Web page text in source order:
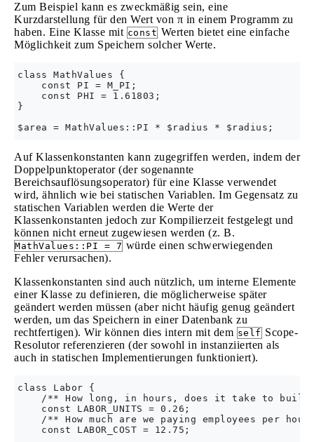
Zum Beispiel kann es zweckmäßig sein, eine
Kurzdarstellung für den Wert von π in einem Programm zu
haben. Eine Klasse mit const Werten bietet eine einfache
Möglichkeit zum Speichern solcher Werte.
class MathValues {
    const PI = M_PI;
    const PHI = 1.61803;
}
Auf Klassenkonstanten kann zugegriffen werden, indem der
Doppelpunktoperator (der sogenannte
Bereichsauflösungsoperator) für eine Klasse verwendet
wird, ähnlich wie bei statischen Variablen. Im Gegensatz zu
statischen Variablen werden die Werte der
Klassenkonstanten jedoch zur Kompilierzeit festgelegt und
können nicht erneut zugewiesen werden (z. B.
MathValues::PI = 7 würde einen schwerwiegenden
Fehler verursachen).
Klassenkonstanten sind auch nützlich, um interne Elemente
einer Klasse zu definieren, die möglicherweise später
geändert werden müssen (aber nicht häufig genug geändert
werden, um das Speichern in einer Datenbank zu
rechtfertigen). Wir können dies intern mit dem self Scope-
Resolutor referenzieren (der sowohl in instanziierten als
auch in statischen Implementierungen funktioniert).
class Labor {
/** How long, in hours, does it take to build
    const LABOR_UNITS = 0.26;
/** How much are we paying employees per
    const LABOR_COST = 12.75;